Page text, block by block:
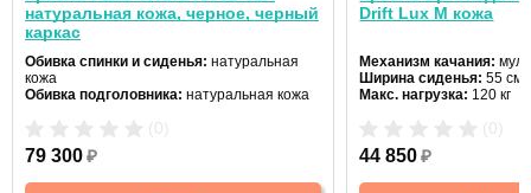
натуральная кожа, черное, черный
каркас
Обивка спинки и сиденья: натуральная
кожа
Обивка подголовника: натуральная кожа
79 300₽
Drift Lux M кожа
Механизм качания:
Ширина сиденья: 55 см
Макс. нагрузка: 120 кг
Регулировка высоты:
Крестовина:
44 850 ₽